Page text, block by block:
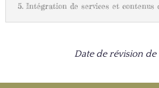
5. Intégration de services et contenus
Date de révision